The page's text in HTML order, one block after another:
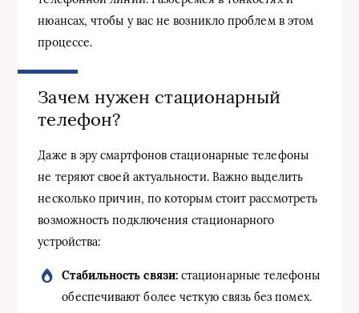
нюансах, чтобы у вас не возникло проблем в этом
процессе.
Зачем нужен стационарный
телефон?
Даже в эру смартфонов стационарные телефоны
не теряют своей актуальности. Важно выделить
несколько причин, по которым стоит рассмотреть
возможность подключения стационарного
устройства:
Стабильность связи:стационарные телефоны
обеспечивают более четкую связь без помех.